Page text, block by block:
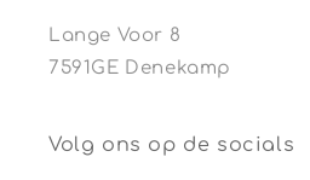
Lange Voor 8
7591GE Denekamp
Volg ons op de socials